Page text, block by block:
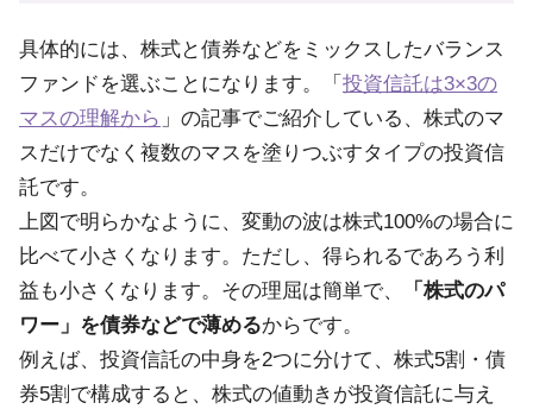
具体的には、株式と債券などをミックスしたバランス
ファンドを選ぶことになります。「 投資信託は3×3の
マスの理解から 」の記事でご紹介している、株式のマ
スだけでなく複数のマスを塗りつぶすタイプの投資信
託です。
上図で明らかなように、変動の波は株式100%の場合に
比べて小さくなります。ただし、得られるであろう利
益も小さくなります。その理屈は簡単で、
「株式のパ
ワー」を債券などで薄めるからです。
例えば、投資信託の中身を2つに分けて、株式5割・債
券5割で構成すると、株式の値動きが投資信託に与え